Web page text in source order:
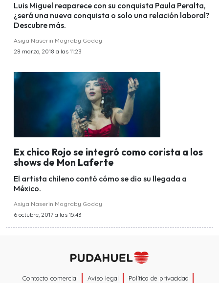
Luis Miguel reaparece con su conquista Paula Peralta,
¿será una nueva conquista o solo una relación laboral?
Descubre más.
Asiya Naserin Mograby Godoy
28 marzo, 2018 a las 11:23
Ex chico Rojo se integró como corista a los
shows de Mon Laferte
El artista chileno contó cómo se dio su llegada a
México.
Asiya Naserin Mograby Godoy
6 octubre, 2017 a las 15:43
Contacto comercial Aviso legal Política de privacidad